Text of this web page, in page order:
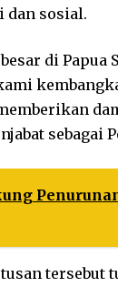
dan sosial.
di Papua
sebagai
tersebut